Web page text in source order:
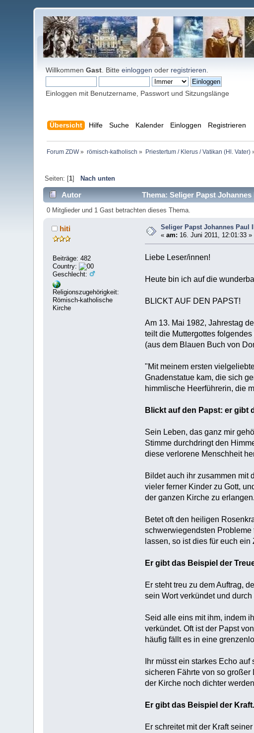
WillkommenGast . Bitteeinloggen oder registrieren
Einloggen mit Benutzername, Passwort und Sitzungslänge
Übersicht Hilfe Suche Kalender Einloggen Registrieren
Forum ZDW» römisch-katholisch » Priestertum / Klerus / Vatikan (Hl. Vater)
Seiten: [1] Nach unten
Autor Thema: Seliger Papst
0 Mitglieder und 1 Gast betrachten dieses Thema.
hiti
Beiträge: 482
Country:
Geschlecht:
Religionszugehörigkeit:
Römisch-katholische
Kirche
Seliger Papst Johannes Paul
«am: 16. Juni 2011, 12:01:33 »
Liebe Leser/innen!
Heute bin ich auf die
BLICKT AUF DEN PAPST!
Am 13. Mai 1982, Jahrestag
teilt die Muttergottes folgendes
(aus dem Blauen Buch von
"Mit meinem ersten
Gnadenstatue kam, die sich
himmlische Heerführerin, die
Blickt auf den Papst: er gibt
Sein Leben, das ganz mir
Stimme durchdringt den
diese verlorene Menschheit
Bildet auch ihr zusammen mit
vieler ferner Kinder zu Gott,
der ganzen Kirche zu erlangen.
Betet oft den heiligen
schwerwiegendsten
lassen, so ist dies für euch
Er gibt das Beispiel der
Er steht treu zu dem Auftrag,
sein Wort verkündet und
Seid alle eins mit ihm, indem
verkündet. Oft ist der Papst
häufig fällt es in eine
Ihr müsst ein starkes Echo
sicheren Fährte von so großer
der Kirche noch dichter
Er gibt das Beispiel der Kraft.
Er schreitet mit der Kraft